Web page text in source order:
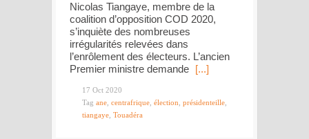
Nicolas Tiangaye, membre de la
coalition d’opposition COD 2020,
s’inquiète des nombreuses
irrégularités relevées dans
l’enrôlement des électeurs. L’ancien
Premier ministre demande [...]
17 Oct 2020
Tag ane, centrafrique, élection, présidenteille,
tiangaye, Touadéra